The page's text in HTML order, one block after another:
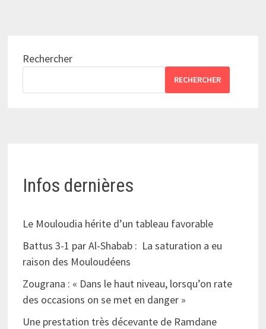
Rechercher
RECHERCHER
Infos dernières
Le Mouloudia hérite d’un tableau favorable
Battus 3-1 par Al-Shabab : La saturation a eu
raison des Mouloudéens
Zougrana : « Dans le haut niveau, lorsqu’on rate
des occasions on se met en danger »
Une prestation très décevante de Ramdane